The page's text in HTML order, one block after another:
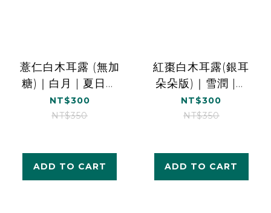
薏仁白木耳露 (無加
糖)｜白月 | 夏日美
顏｜1000ml*1
NT$300
NT$350
ADD TO CART
紅棗白木耳露(銀耳
朵朵版)｜雪潤 |營
養補給｜1000ml*1
NT$300
NT$350
ADD TO CART